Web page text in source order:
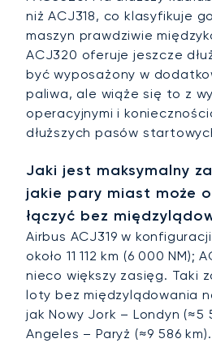
niż ACJ318, co klasyfikuje
maszyn prawdziwie
ACJ320 oferuje jeszcze
być wyposażony w
paliwa, ale wiąże się to z
operacyjnymi i
dłuższych pasów
Jaki jest maksymalny
jakie pary miast może
łączyć bez
Airbus ACJ319 w
około 11 112 km (6 000 NM);
nieco większy zasięg. Taki
loty bez międzylądowania
jak Nowy Jork – Londyn (≈5
Angeles – Paryż (≈9 586